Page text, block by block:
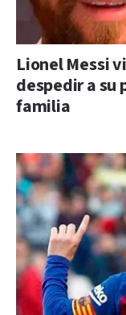
Lionel Messi
despedir a su
familia